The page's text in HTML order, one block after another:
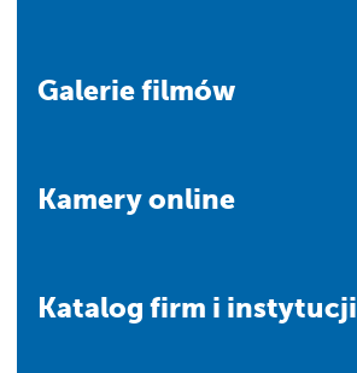
Galerie filmów
Kamery online
Katalog firm i instytucji